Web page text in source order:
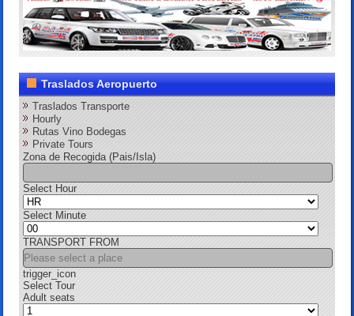
Traslados Aeropuerto
Traslados Transporte
Hourly
Rutas Vino Bodegas
Private Tours
Zona de Recogida (Pais/Isla)
Select Hour
Select Minute
TRANSPORT FROM
trigger_icon
Select Tour
Adult seats